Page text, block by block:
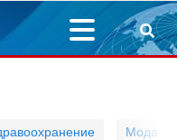
Мода